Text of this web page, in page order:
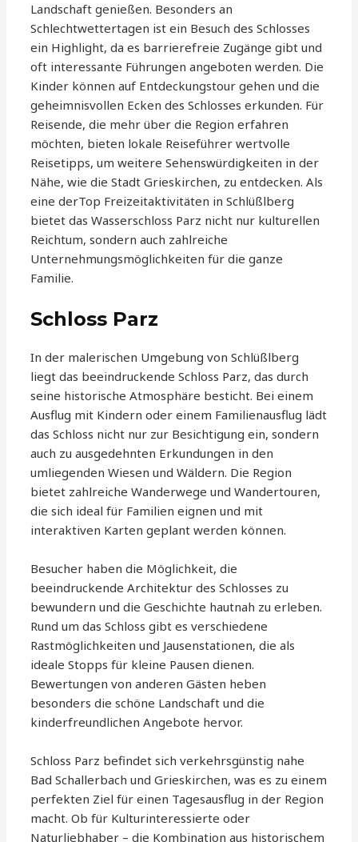
Landschaft genießen. Besonders an
Schlechtwettertagen ist ein Besuch des Schlosses
ein Highlight, da es barrierefreie Zugänge gibt und
oft interessante Führungen angeboten werden. Die
Kinder können auf Entdeckungstour gehen und die
geheimnisvollen Ecken des Schlosses erkunden. Für
Reisende, die mehr über die Region erfahren
möchten, bieten lokale Reiseführer wertvolle
Reisetipps, um weitere Sehenswürdigkeiten in der
Nähe, wie die Stadt Grieskirchen, zu entdecken. Als
eine derTop Freizeitaktivitäten in Schlüßlberg
bietet das Wasserschloss Parz nicht nur kulturellen
Reichtum, sondern auch zahlreiche
Unternehmungsmöglichkeiten für die ganze
Familie.
Schloss Parz
In der malerischen Umgebung von Schlüßlberg
liegt das beeindruckende Schloss Parz, das durch
seine historische Atmosphäre besticht. Bei einem
Ausflug mit Kindern oder einem Familienausflug lädt
das Schloss nicht nur zur Besichtigung ein, sondern
auch zu ausgedehnten Erkundungen in den
umliegenden Wiesen und Wäldern. Die Region
bietet zahlreiche Wanderwege und Wandertouren,
die sich ideal für Familien eignen und mit
interaktiven Karten geplant werden können.
Besucher haben die Möglichkeit, die
beeindruckende Architektur des Schlosses zu
bewundern und die Geschichte hautnah zu erleben.
Rund um das Schloss gibt es verschiedene
Rastmöglichkeiten und Jausenstationen, die als
ideale Stopps für kleine Pausen dienen.
Bewertungen von anderen Gästen heben
besonders die schöne Landschaft und die
kinderfreundlichen Angebote hervor.
Schloss Parz befindet sich verkehrsgünstig nahe
Bad Schallerbach und Grieskirchen, was es zu einem
perfekten Ziel für einen Tagesausflug in der Region
macht. Ob für Kulturinteressierte oder
Naturliebhaber – die Kombination aus historischem